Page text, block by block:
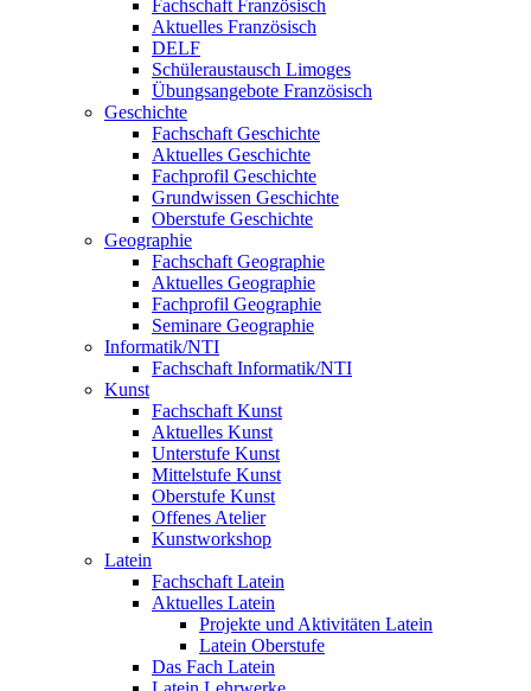
Fachschaft Französisch
Aktuelles Französisch
DELF
Schüleraustausch Limoges
Übungsangebote Französisch
Geschichte
Fachschaft Geschichte
Aktuelles Geschichte
Fachprofil Geschichte
Grundwissen Geschichte
Oberstufe Geschichte
Geographie
Fachschaft Geographie
Aktuelles Geographie
Fachprofil Geographie
Seminare Geographie
Informatik/NTI
Fachschaft Informatik/NTI
Kunst
Fachschaft Kunst
Aktuelles Kunst
Unterstufe Kunst
Mittelstufe Kunst
Oberstufe Kunst
Offenes Atelier
Kunstworkshop
Latein
Fachschaft Latein
Aktuelles Latein
Projekte und Aktivitäten Latein
Latein Oberstufe
Das Fach Latein